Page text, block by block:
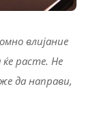
влијание
ќе расте. Не
да направи,